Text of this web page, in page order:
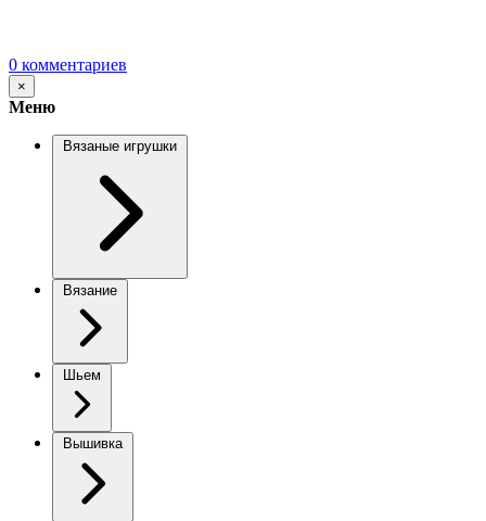
0 комментариев
×
Меню
Вязаные игрушки
Вязание
Шьем
Вышивка